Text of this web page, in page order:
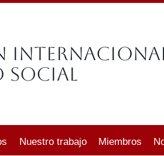
Internacional
Social
Nuestro trabajo Miembros